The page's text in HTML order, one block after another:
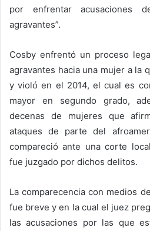
por enfrentar acusaciones
agravantes”.
Cosby enfrentó un proceso
agravantes hacia una mujer a la
y violó en el 2014, el cual es
mayor en segundo grado,
decenas de mujeres que
ataques de parte del
compareció ante una corte
fue juzgado por dichos delitos.
La comparecencia con medios
fue breve y en la cual el juez
las acusaciones por las que